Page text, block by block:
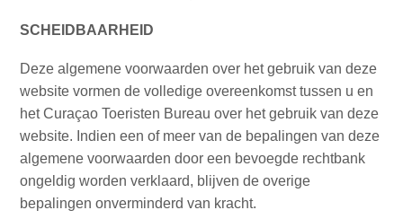
Nieuwste
Duiken
Kindvriendelijk
Kultuur
&
Eten
Plan
Je
SCHEIDBAARHEID
Deze algemene voorwaarden over het gebruik van deze
website vormen de volledige overeenkomst tussen u en
het Curaçao Toeristen Bureau over het gebruik van deze
website. Indien een of meer van de bepalingen van deze
algemene voorwaarden door een bevoegde rechtbank
ongeldig worden verklaard, blijven de overige
bepalingen onverminderd van kracht.